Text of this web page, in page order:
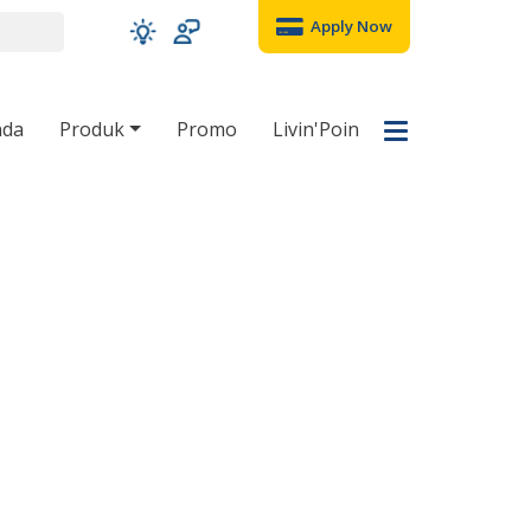
Apply Now
Produk Promo Livin'Poin